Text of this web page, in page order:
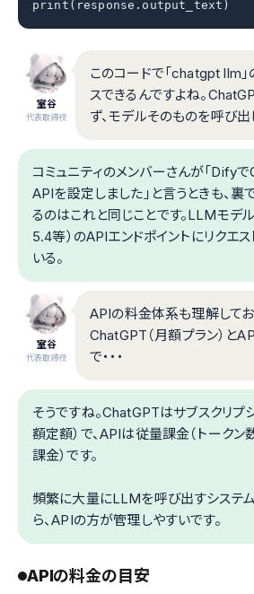
print(response.output_text)
室谷
代表取締役
このコードで「chatgpt llm
スできるんですよね。
ず、モデルそのものを呼び出
コミュニティのメンバーさんが「Dify
APIを設定しました」と言うときも、裏
るのはこれと同じことです。LLMモデ
5.4等）のAPIエンドポイントにリクエス
いる。
室谷
代表取締役
APIの料金体系も理解してお
ChatGPT（月額プラン）と
で・・・
そうですね。ChatGPTはサブスクリプシ
額定額）で、APIは従量課金（トークン
課金）です。
頻繁に大量にLLMを呼び出すシステ
ら、APIの方が管理しやすいです。
APIの料金の目安